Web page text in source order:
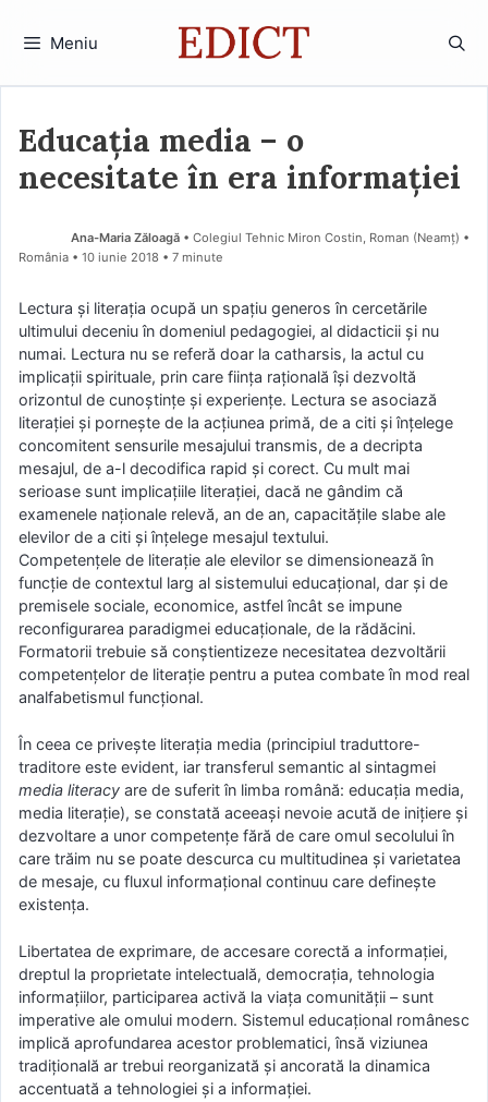
Meniu
Educația media – o
necesitate în era informației
Ana-Maria Zăloagă • Colegiul Tehnic Miron Costin, Roman (Neamţ) •
România
10 iunie 2018 • 7 minute
Lectura și literația ocupă un spațiu generos în cercetările
ultimului deceniu în domeniul pedagogiei, al didacticii și nu
numai. Lectura nu se referă doar la catharsis, la actul cu
implicații spirituale, prin care ființa rațională își dezvoltă
orizontul de cunoștințe și experiențe. Lectura se asociază
literației și pornește de la acțiunea primă, de a citi și înțelege
concomitent sensurile mesajului transmis, de a decripta
mesajul, de a-l decodifica rapid și corect. Cu mult mai
serioase sunt implicațiile literației, dacă ne gândim că
examenele naționale relevă, an de an, capacitățile slabe ale
elevilor de a citi și înțelege mesajul textului.
Competențele de literație ale elevilor se dimensionează în
funcție de contextul larg al sistemului educațional, dar și de
premisele sociale, economice, astfel încât se impune
reconfigurarea paradigmei educaționale, de la rădăcini.
Formatorii trebuie să conștientizeze necesitatea dezvoltării
competențelor de literație pentru a putea combate în mod real
analfabetismul funcțional.
În ceea ce privește literația media (principiul traduttore-
traditore este evident, iar transferul semantic al sintagmei
media literacy are de suferit în limba română: educația media,
media literație), se constată aceeași nevoie acută de inițiere și
dezvoltare a unor competențe fără de care omul secolului în
care trăim nu se poate descurca cu multitudinea și varietatea
de mesaje, cu fluxul informațional continuu care definește
existența.
Libertatea de exprimare, de accesare corectă a informației,
dreptul la proprietate intelectuală, democrația, tehnologia
informațiilor, participarea activă la viața comunității – sunt
imperative ale omului modern. Sistemul educațional românesc
implică aprofundarea acestor problematici, însă viziunea
tradițională ar trebui reorganizată și ancorată la dinamica
accentuată a tehnologiei și a informației.